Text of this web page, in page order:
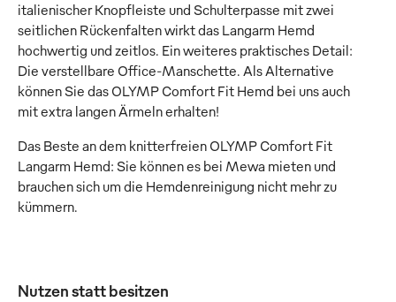
italienischer Knopfleiste und Schulterpasse mit zwei
seitlichen Rückenfalten wirkt das Langarm Hemd
hochwertig und zeitlos. Ein weiteres praktisches Detail:
Die verstellbare Office-Manschette. Als Alternative
können Sie das OLYMP Comfort Fit Hemd bei uns auch
mit extra langen Ärmeln erhalten!
Das Beste an dem knitterfreien OLYMP Comfort Fit
Langarm Hemd: Sie können es bei Mewa mieten und
brauchen sich um die Hemdenreinigung nicht mehr zu
kümmern.
Nutzen statt besitzen